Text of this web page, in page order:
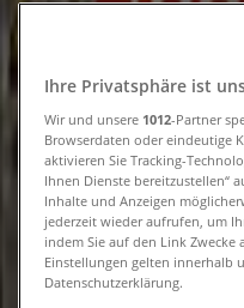
Sale Endecken
Sale
Läuft am 26.8. ab
Neu
Ihre Privatsphäre ist
Wir und unsere 1012-Partner
Browserdaten oder eindeutige
aktivieren Sie Tracking-
Ihnen Dienste bereitzustellen“
Inhalte und Anzeigen
jederzeit wieder aufrufen, um
indem Sie auf den Link Zwecke
Einstellungen gelten innerhalb
Datenschutzerklärung.